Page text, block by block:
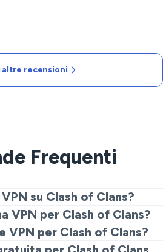
altre recensioni
Frequenti
su Clash of Clans?
un server vicino, apri il gioco.
VPN per Clash of Clans
VPN per Clash of Clans?
variano. Controlla le leggi locali
per l'uso della tua VPN per Clash
VPN per Clash of Clans?
facile e una chiara politica